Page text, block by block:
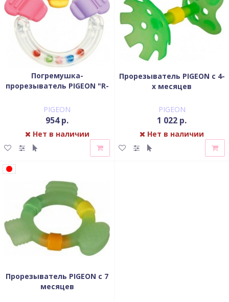
Погремушка-
прорезыватель PIGEON "R-
PIGEON
954 р.
Нет в наличии
Прорезыватель PIGEON c 4-
х месяцев
PIGEON
1 022 р.
Нет в наличии
Прорезыватель PIGEON с 7
месяцев